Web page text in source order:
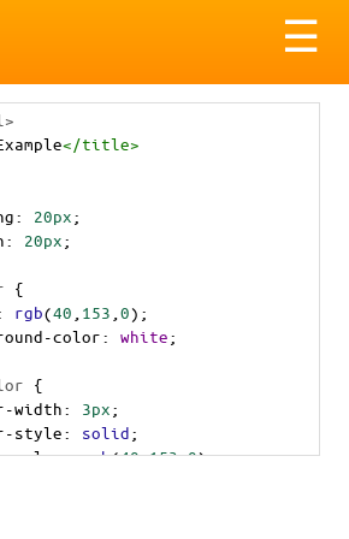
☰
</title>
: 20px;
: 20px;
{
rgb(40 153 0);
color: white;
{
width: 3px;
style: solid;
color: rgb(40,153,0);